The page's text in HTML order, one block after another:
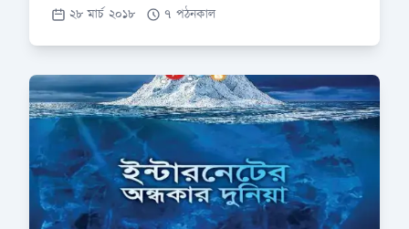
২৮ মার্চ ২০১৮
৭ পঠনকাল